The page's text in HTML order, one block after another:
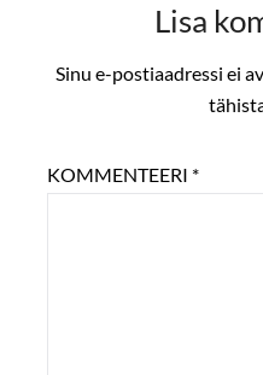
Lisa
Sinu e-postiaadressi ei
KOMMENTEERI *